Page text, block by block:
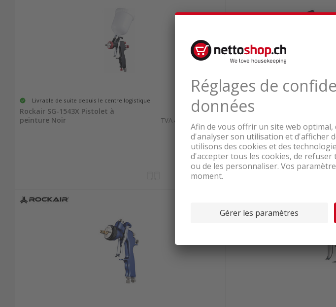
Livrable de suite depuis le centre logistique
Rockair SG-1543X Pistolet à
peinture Noir
194.00
TVA & TAR comprise
Proton B-38RC Jeu de